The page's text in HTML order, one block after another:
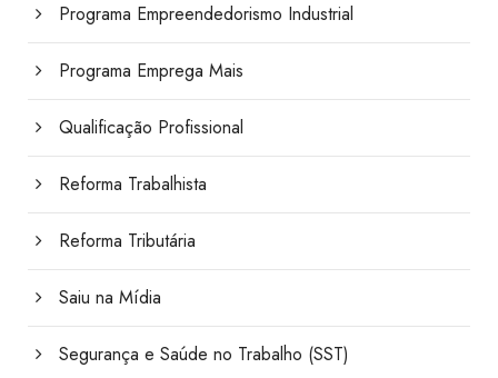
Programa Empreendedorismo Industrial
Programa Emprega Mais
Qualificação Profissional
Reforma Trabalhista
Reforma Tributária
Saiu na Mídia
Segurança e Saúde no Trabalho (SST)